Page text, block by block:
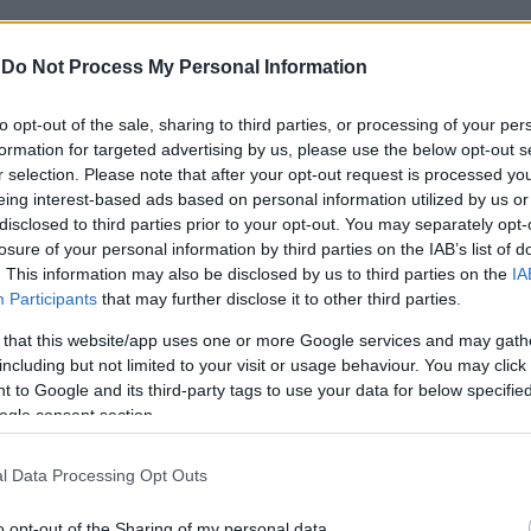
Do Not Process My Personal Information
opt-out of the sale, sharing to third parties, or processing of your
for targeted advertising by us, please use the below opt-out
selection. Please note that after your opt-out request is processed
interest-based ads based on personal information utilized by us
to third parties prior to your opt-out. You may separately
of your personal information by third parties on the IAB’s list of
This information may also be disclosed by us to third parties on the
Participants that may further disclose it to other third parties.
that this website/app uses one or more Google services and may
but not limited to your visit or usage behaviour. You may
to Google and its third-party tags to use your data for below
consent section.
Data Processing Opt Outs
με μπουνιές και καλώδιο
της «Π», ο 54χρονος που κατηγορείται για
θειοςκαι μαζί με τη σύζυγό του, ανέλαβαν την
οι γονείς της. Μάλιστα,
του , οι οποίοι είναι γονείς ενός ανήλικου παιδιού.
φέρεται να υφίστατο η 15χρονη ήταν κατα